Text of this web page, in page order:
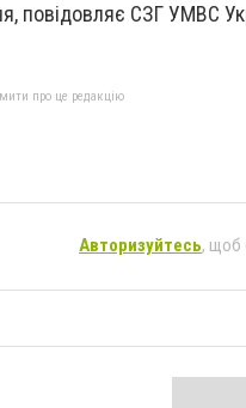
повідовляє СЗГ УМВС
про це редакцію
Авторизуйтесь, щоб